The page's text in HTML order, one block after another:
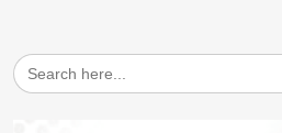
Search
for: